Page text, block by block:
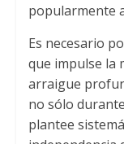
popularmente
Es necesario
que impulse la
arraigue
no sólo
plantee